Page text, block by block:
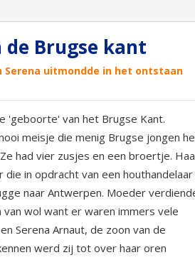
de Brugse kant
Serena uitmondde in het ontstaan
'geboorte' van het Brugse Kant.
meisje die menig Brugse jongen
had vier zusjes en een broertje.
die in opdracht van een houthandelaar
naar Antwerpen. Moeder
wol want er waren immers vele
Serena Arnaut, de zoon van de
werd zij tot over haar oren